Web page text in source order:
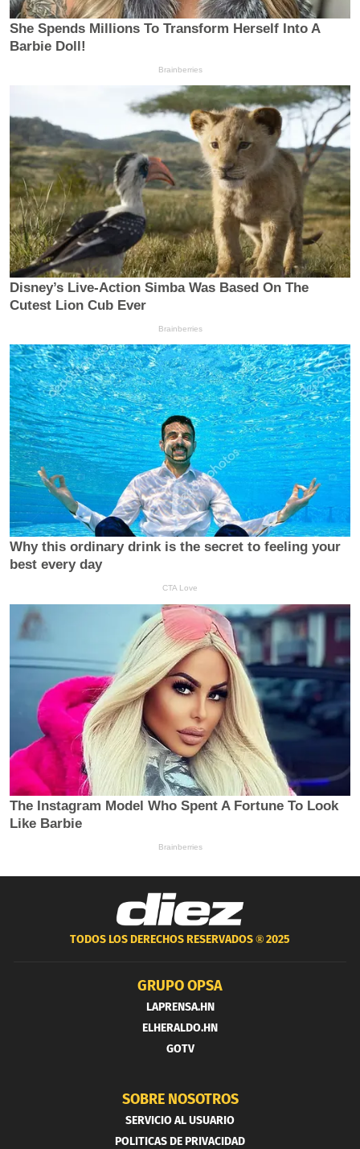
TODOS LOS DERECHOS RESERVADOS ®2025
GRUPO OPSA
LAPRENSA.HN
ELHERALDO.HN
GOTV
SOBRE NOSOTROS
SERVICIO AL USUARIO
POLITICAS DE PRIVACIDAD